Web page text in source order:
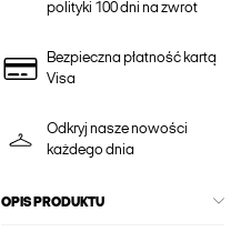
polityki 100 dni na zwrot
Bezpieczna płatność kartą
Visa
Odkryj nasze nowości
każdego dnia
OPIS PRODUKTU